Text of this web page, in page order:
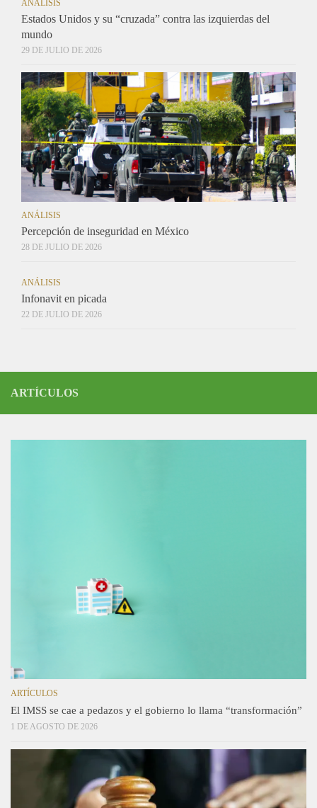
ANÁLISIS
Estados Unidos y su “cruzada” contra las izquierdas del
mundo
29 DE JULIO DE 2026
ANÁLISIS
Percepción de inseguridad en México
28 DE JULIO DE 2026
ANÁLISIS
Infonavit en picada
22 DE JULIO DE 2026
ARTÍCULOS
ARTÍCULOS
El IMSS se cae a pedazos y el gobierno lo llama “transformación”
1 DE AGOSTO DE 2026